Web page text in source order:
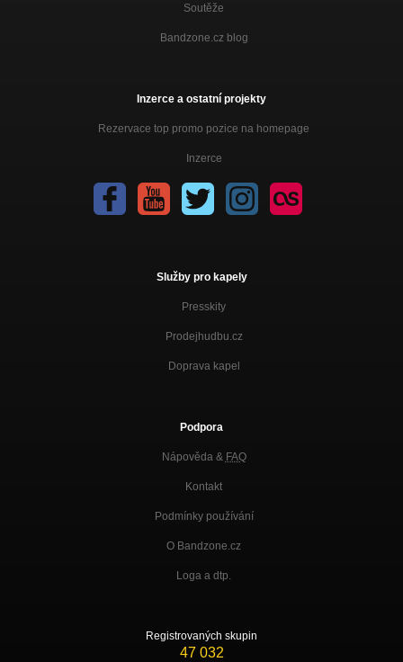
Soutěže
Bandzone.cz blog
Inzerce a ostatní projekty
Rezervace top promo pozice na homepage
Inzerce
Služby pro kapely
Presskity
Prodejhudbu.cz
Doprava kapel
Podpora
Nápověda & FAQ
Kontakt
Podmínky používání
O Bandzone.cz
Loga a dtp.
Registrovaných skupin
47 032